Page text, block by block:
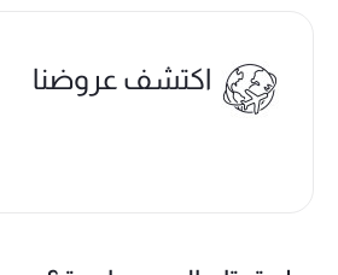
اكتشف عروضنا